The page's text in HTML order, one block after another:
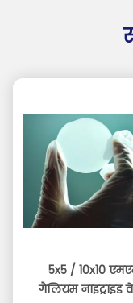
5x5 / 10x10
गैलियम नाइट्राइड